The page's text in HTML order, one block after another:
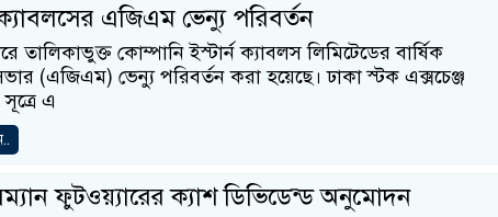
ক্যাবলসের এজিএম ভেন্যু পরিবর্তন
তালিকাভুক্ত কোম্পানি ইস্টার্ন ক্যাবলস লিমিটেডের বার্ষিক
(এজিএম) ভেন্যু পরিবর্তন করা হয়েছে। ঢাকা স্টক এক্সচেঞ্জ
এ
ফুটওয়্যারের ক্যাশ ডিভিডেন্ড অনুমোদন